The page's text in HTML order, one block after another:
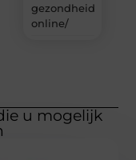
online/
u mogelijk